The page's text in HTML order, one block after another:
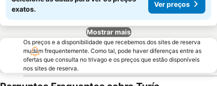
exatos.
Ver preços
Mostrar mais
Os preços e a disponibilidade que recebemos dos sites de reserva
mudam frequentemente. Como tal, pode haver diferenças entre as
ofertas que consulta no trivago e os preços que estão disponíveis
nos sites de reserva.